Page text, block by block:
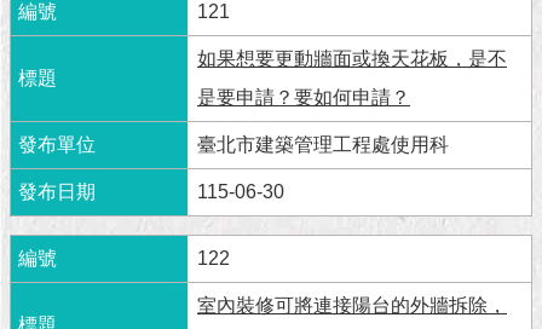
施
願
及
成
果
市
政
料
121
如果想要更動牆面或換天花板，是不
是要申請？要如何申請？
臺北市建築管理工程處使用科
115-06-30
122
室內裝修可將連接陽台的外牆拆除，